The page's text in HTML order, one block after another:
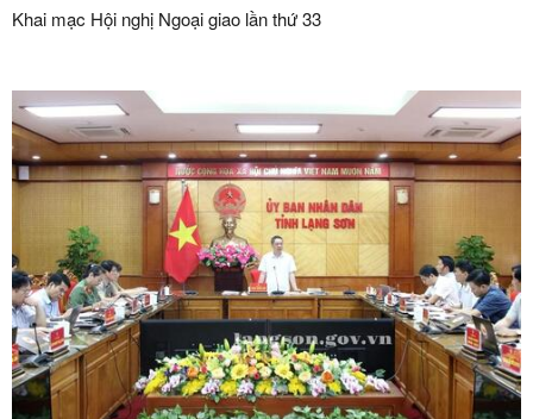
Khai mạc Hội nghị Ngoại giao lần thứ 33